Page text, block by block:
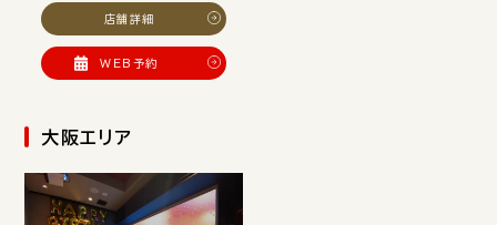
店舗詳細
WEB予約
大阪エリア